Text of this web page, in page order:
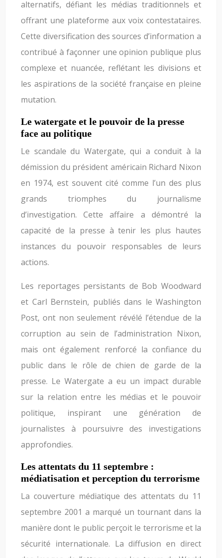
alternatifs, défiant les médias traditionnels et
offrant une plateforme aux voix contestataires.
Cette diversification des sources d’information a
contribué à façonner une opinion publique plus
complexe et nuancée, reflétant les divisions et
les aspirations de la société française en pleine
mutation.
Le watergate et le pouvoir de la presse
face au politique
Le scandale du Watergate, qui a conduit à la
démission du président américain Richard Nixon
en 1974, est souvent cité comme l’un des plus
grands triomphes du journalisme
d’investigation. Cette affaire a démontré la
capacité de la presse à tenir les plus hautes
instances du pouvoir responsables de leurs
actions.
Les reportages persistants de Bob Woodward
et Carl Bernstein, publiés dans le Washington
Post, ont non seulement révélé l’étendue de la
corruption au sein de l’administration Nixon,
mais ont également renforcé la confiance du
public dans le rôle de chien de garde de la
presse. Le Watergate a eu un impact durable
sur la relation entre les médias et le pouvoir
politique, inspirant une génération de
journalistes à poursuivre des investigations
approfondies.
Les attentats du 11 septembre :
médiatisation et perception du terrorisme
La couverture médiatique des attentats du 11
septembre 2001 a marqué un tournant dans la
manière dont le public perçoit le terrorisme et la
sécurité internationale. La diffusion en direct